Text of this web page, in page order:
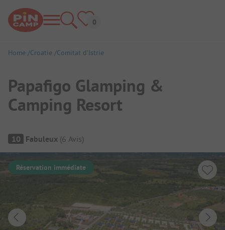
Home Croatie Comitat d’Istrie
Papafigo Glamping &
Camping Resort
Aperçu du camping
10 Fabuleux (6 Avis)
Réservation immédiate